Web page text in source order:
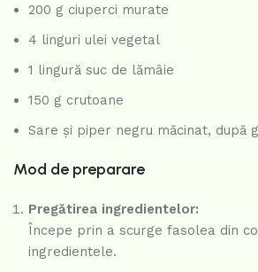
200 g ciuperci murate
4 linguri ulei vegetal
1 lingură suc de lămâie
150 g crutoane
Sare și piper negru măcinat, după
Mod de preparare
Pregătirea ingredientelor:
Începe prin a scurge fasolea din
ingredientele.